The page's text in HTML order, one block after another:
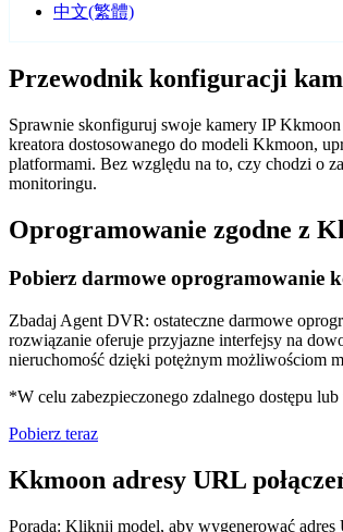
中文(繁體)
Przewodnik konfiguracji
Sprawnie skonfiguruj swoje kamery IP
kreatora dostosowanego do modeli Kkmoon,
platformami. Bez względu na to, czy chodzi o
monitoringu.
Oprogramowanie zgodne z
Pobierz darmowe oprogramowanie
Zbadaj Agent DVR: ostateczne darmowe
rozwiązanie oferuje przyjazne interfejsy na
nieruchomość dzięki potężnym możliwościom
*W celu zabezpieczonego zdalnego dostępu
Pobierz teraz
Kkmoon adresy URL
Porada: Kliknij model, aby wygenerować